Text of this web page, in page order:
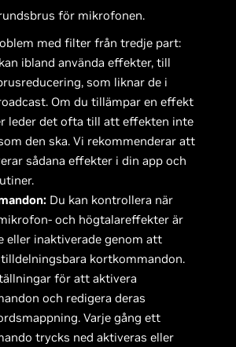
för mikrofonen.
med filter från tredje part:
ibland använda effekter, till
som liknar de i
Om du tillämpar en effekt
leder det ofta till att effekten inte
den ska. Vi rekommenderar att
sådana effekter i din app och
Du kan kontrollera när
och högtalareffekter är
eller inaktiverade genom att
kortkommandon.
för att aktivera
och redigera deras
Varje gång ett
trycks ned aktiveras eller